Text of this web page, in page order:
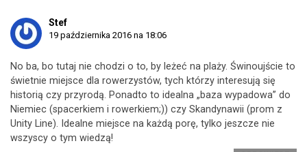
Stef
19 października 2016 na 18:06
No ba, bo tutaj nie chodzi o to, by leżeć na plaży. Świnoujście to
świetnie miejsce dla rowerzystów, tych którzy interesują się
historią czy przyrodą. Ponadto to idealna „baza wypadowa” do
Niemiec (spacerkiem i rowerkiem;)) czy Skandynawii (prom z
Unity Line). Idealne miejsce na każdą porę, tylko jeszcze nie
wszyscy o tym wiedzą!